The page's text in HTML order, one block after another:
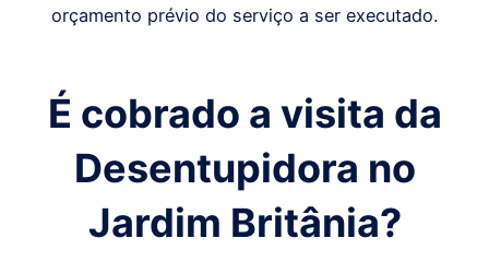
orçamento prévio do serviço a ser executado.
É cobrado a visita da
Desentupidora no
Jardim Britânia?